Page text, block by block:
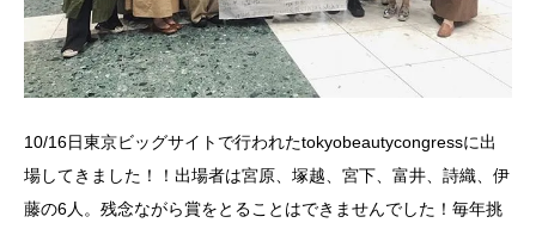
10/16日東京ビッグサイトで行われたtokyobeautycongressに出
場してきました！！出場者は宮原、塚越、宮下、富井、詩織、伊
藤の6人。残念ながら賞をとることはできませんでした！毎年挑